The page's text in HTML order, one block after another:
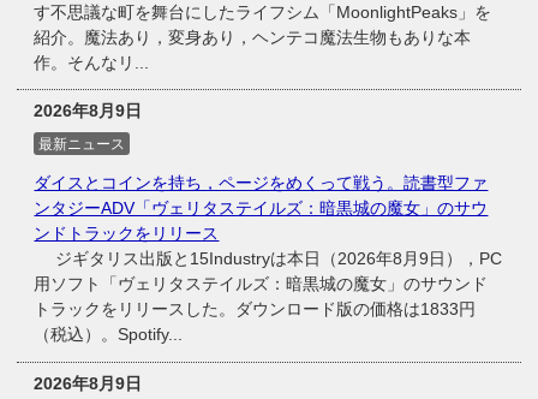
す不思議な町を舞台にしたライフシム「MoonlightPeaks」を
紹介。魔法あり，変身あり，ヘンテコ魔法生物もありな本
作。そんなリ...
2026年8月9日
最新ニュース
ダイスとコインを持ち，ページをめくって戦う。読書型ファ
ンタジーADV「ヴェリタステイルズ：暗黒城の魔女」のサウ
ンドトラックをリリース
ジギタリス出版と15Industryは本日（2026年8月9日），PC
用ソフト「ヴェリタステイルズ：暗黒城の魔女」のサウンド
トラックをリリースした。ダウンロード版の価格は1833円
（税込）。Spotify...
2026年8月9日